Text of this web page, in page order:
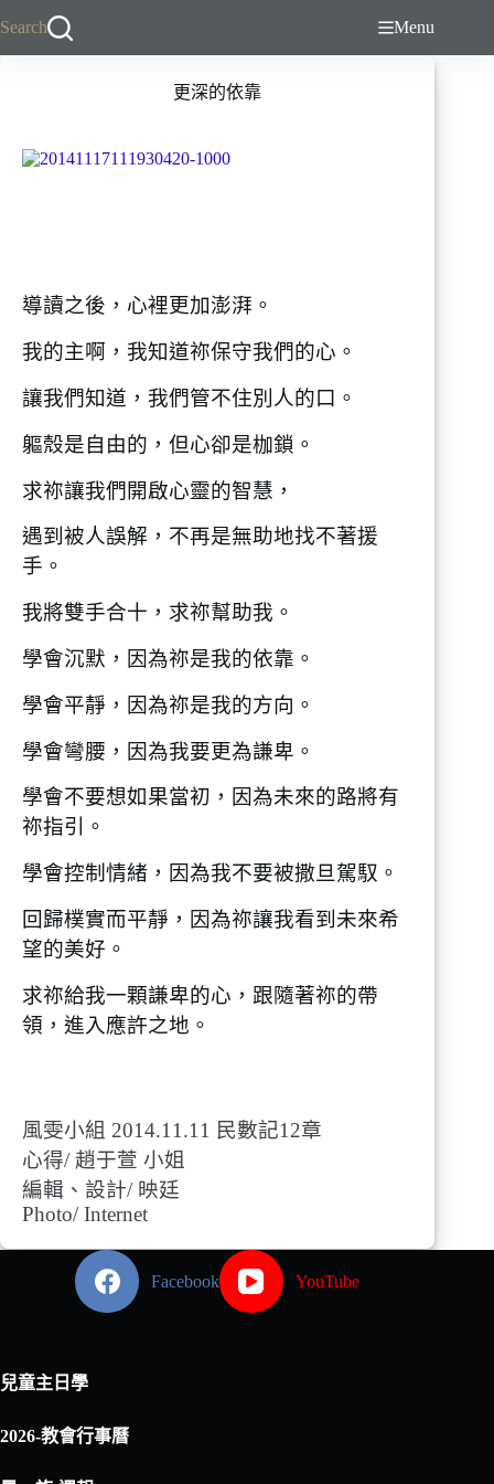
Search Menu
更深的依靠
導讀之後，心裡更加澎湃。
我的主啊，我知道祢保守我們的心。
讓我們知道，我們管不住別人的口。
軀殼是自由的，但心卻是枷鎖。
求祢讓我們開啟心靈的智慧，
遇到被人誤解，不再是無助地找不著援
手。
我將雙手合十，求祢幫助我。
學會沉默，因為祢是我的依靠。
學會平靜，因為祢是我的方向。
學會彎腰，因為我要更為謙卑。
學會不要想如果當初，因為未來的路將有
祢指引。
學會控制情緒，因為我不要被撒旦駕馭。
回歸樸實而平靜，因為祢讓我看到未來希
望的美好。
求祢給我一顆謙卑的心，跟隨著祢的帶
領，進入應許之地。
風雯小組 2014.11.11 民數記12章
心得/ 趙于萱 小姐
編輯、設計/ 映廷
Photo/ Internet
Facebook YouTube
兒童主日學
2026-教會行事曆